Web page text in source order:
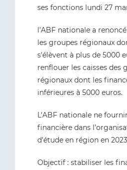
ses fonctions lundi 27
l’ABF nationale a
les groupes régionaux
s’élèvent à plus de 5000
renflouer les caisses des
régionaux dont les
inférieures à 5000 euros.
L’ABF nationale ne
financière dans
d’étude en région en
Objectif : stabiliser les